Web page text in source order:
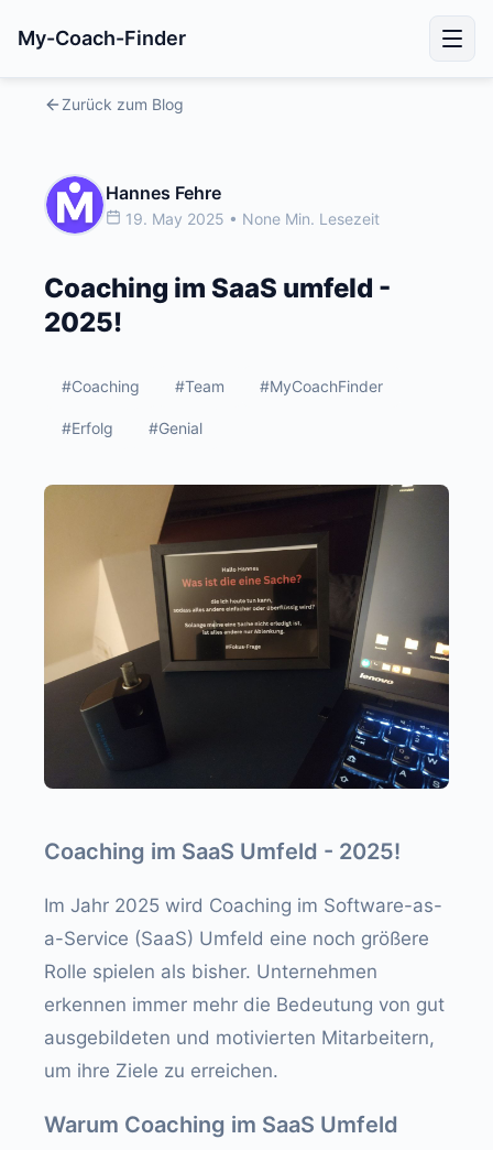
My-Coach-Finder
Zurück zum Blog
Hannes Fehre
19. May 2025 • None Min. Lesezeit
Coaching im SaaS umfeld -
2025!
#Coaching #Team #MyCoachFinder
#Erfolg #Genial
Coaching im SaaS Umfeld - 2025!
Im Jahr 2025 wird Coaching im Software-as-
a-Service (SaaS) Umfeld eine noch größere
Rolle spielen als bisher. Unternehmen
erkennen immer mehr die Bedeutung von gut
ausgebildeten und motivierten Mitarbeitern,
um ihre Ziele zu erreichen.
Warum Coaching im SaaS Umfeld